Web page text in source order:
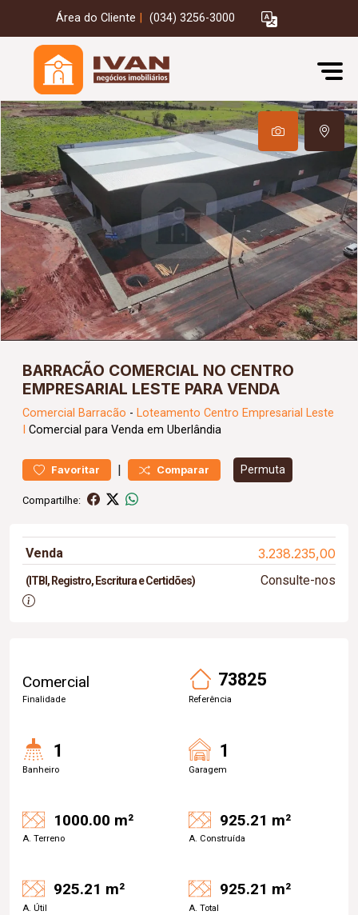
Área do Cliente (034) 3256-3000
BARRACÃO COMERCIAL NO CENTRO
EMPRESARIAL LESTE PARA VENDA
Comercial Barracão - Loteamento Centro Empresarial Leste
Comercial para Venda em Uberlândia
Favoritar | Comparar Permuta
Compartilhe:
Venda 3.238.235,00
(ITBI, Registro, Escritura e Certidões) Consulte-nos
Comercial
Finalidade
73825
Referência
1
Banheiro
1
Garagem
1000.00 m²
A. Terreno
925.21 m²
A. Construída
925.21 m²
A. Útil
925.21 m²
A. Total